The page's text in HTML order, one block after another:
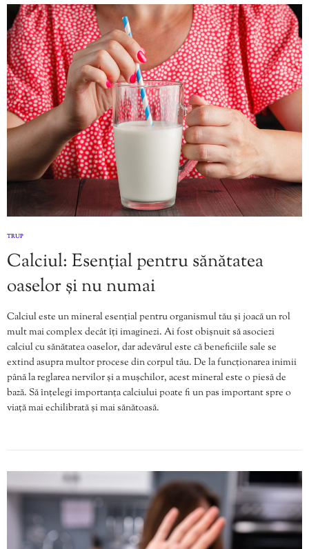
TRUP
Calciul: Esențial pentru sănătatea
oaselor și nu numai
Calciul este un mineral esențial pentru organismul tău și joacă un rol
mult mai complex decât îți imaginezi. Ai fost obișnuit să asociezi
calciul cu sănătatea oaselor, dar adevărul este că beneficiile sale se
extind asupra multor procese din corpul tău. De la funcționarea inimii
până la reglarea nervilor și a mușchilor, acest mineral este o piesă de
bază. Să înțelegi importanța calciului poate fi un pas important spre o
viață mai echilibrată și mai sănătoasă.